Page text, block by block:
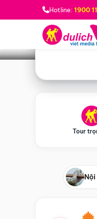
Hotline: 1900
Bạn muốn đi
Tour